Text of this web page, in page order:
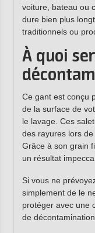
voiture, bateau ou
dure bien plus
traditionnels ou
À quoi
Ce gant est conçu
de la surface de
le lavage. Ces
des rayures lors
Grâce à son grain
un résultat
Si vous ne
simplement de le
protéger avec une
de